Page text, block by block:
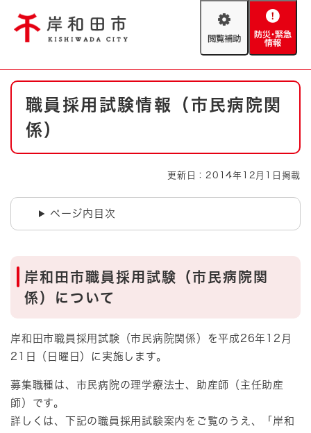
閲
助
防
緊
情
やさしい日本語
防災・緊急情報 救急・消防
本
職員採用試験情報（市民病院関
係）
更新日：2014年12月1日掲載
ページ内目次
岸和田市職員採用試験（市民病院関
係）について
岸和田市職員採用試験（市民病院関係）を平成26年12月
21日（日曜日）に実施します。
募集職種は、市民病院の理学療法士、助産師（主任助産
師）です。
詳しくは、下記の職員採用試験案内をご覧のうえ、「岸和